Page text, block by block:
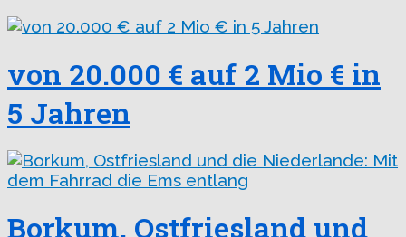
von 20.000 € auf 2 Mio € in
5 Jahren
Borkum, Ostfriesland und